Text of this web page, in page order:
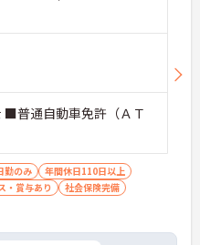
普通自動車免許（ＡＴ
勤のみ
年間休日110日以上
・賞与あり
社会保険完備